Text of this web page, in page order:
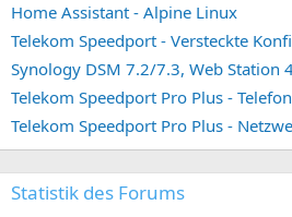
Home Assistant - Alpine Linux
Telekom Speedport - Versteckte
Telekom Speedport Pro Plus -
Telekom Speedport Pro Plus -
Statistik des Forums